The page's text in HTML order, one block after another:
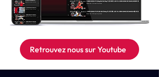
Retrouvez nous sur Youtube